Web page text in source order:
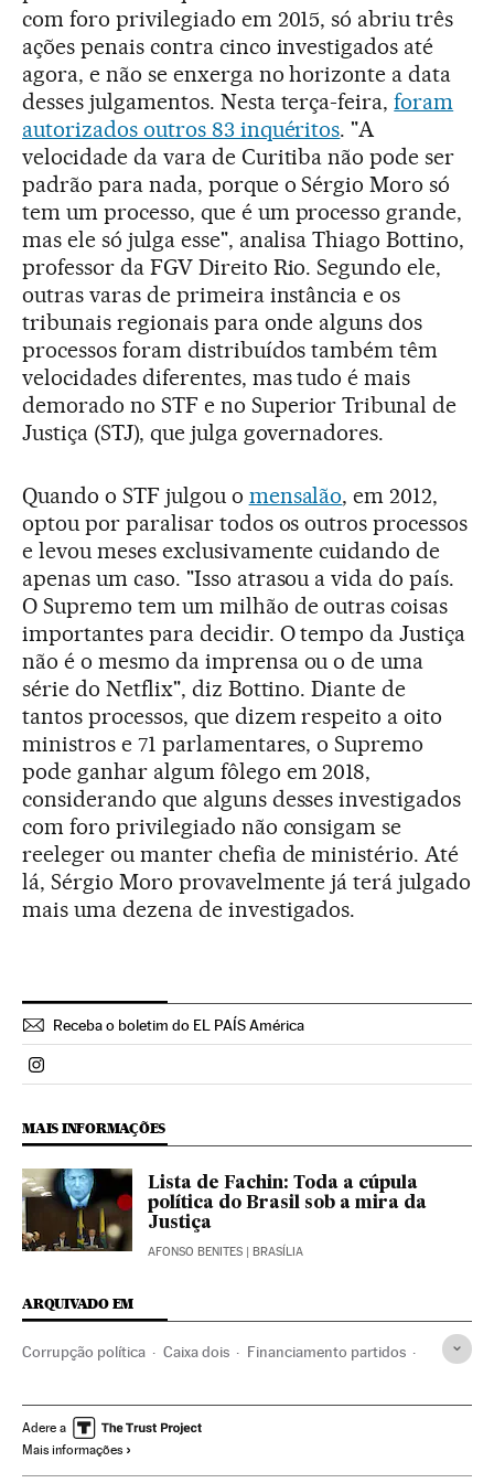
com foro privilegiado em 2015, só abriu três
ações penais contra cinco investigados até
agora, e não se enxerga no horizonte a data
desses julgamentos. Nesta terça-feira,foram
autorizados outros 83 inquéritos. "A
velocidade da vara de Curitiba não pode ser
padrão para nada, porque o Sérgio Moro só
tem um processo, que é um processo grande,
mas ele só julga esse", analisa Thiago Bottino,
professor da FGV Direito Rio. Segundo ele,
outras varas de primeira instância e os
tribunais regionais para onde alguns dos
processos foram distribuídos também têm
velocidades diferentes, mas tudo é mais
demorado no STF e no Superior Tribunal de
Justiça (STJ), que julga governadores.
Quando o STF julgou o mensalão, em 2012,
optou por paralisar todos os outros processos
e levou meses exclusivamente cuidando de
apenas um caso. "Isso atrasou a vida do país.
O Supremo tem um milhão de outras coisas
importantes para decidir. O tempo da Justiça
não é o mesmo da imprensa ou o de uma
série do Netflix", diz Bottino. Diante de
tantos processos, que dizem respeito a oito
ministros e 71 parlamentares, o Supremo
pode ganhar algum fôlego em 2018,
considerando que alguns desses investigados
com foro privilegiado não consigam se
reeleger ou manter chefia de ministério. Até
lá, Sérgio Moro provavelmente já terá julgado
mais uma dezena de investigados.
Receba o boletim do EL PAÍS América
Politica El País Brasil en Instagram
MAIS INFORMAÇÕES
Lista de Fachin: Toda a cúpula
política do Brasil sob a mira da
Justiça
AFONSO BENITES | BRASÍLIA
ARQUIVADO EM
Corrupção política Caixa dois Financiamento partidos
Corrupção Delitos fiscais
Operação Lava Jato
Adere a
Mais informações